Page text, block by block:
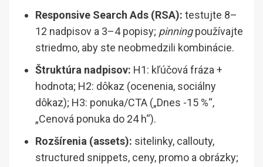
Responsive Search Ads (RSA): testujte 8–
12 nadpisov a 3–4 popisy; pinningpoužívajte
striedmo, aby ste neobmedzili kombinácie.
Štruktúra nadpisov: H1: kľúčová fráza +
hodnota; H2: dôkaz (ocenenia, sociálny
dôkaz); H3: ponuka/CTA („Dnes -15 %“,
„Cenová ponuka do 24 h“).
Rozšírenia (assets): sitelinky, callouty,
structured snippets, ceny, promo a obrázky;